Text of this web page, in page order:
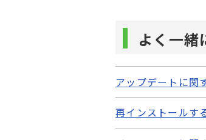
よく一緒
アップデートに関
再インストールす